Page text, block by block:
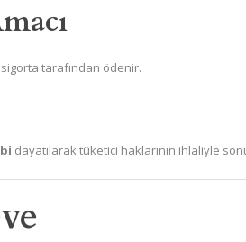
tarafından ödenir.
dayatılarak tüketici haklarının ihlaliyle